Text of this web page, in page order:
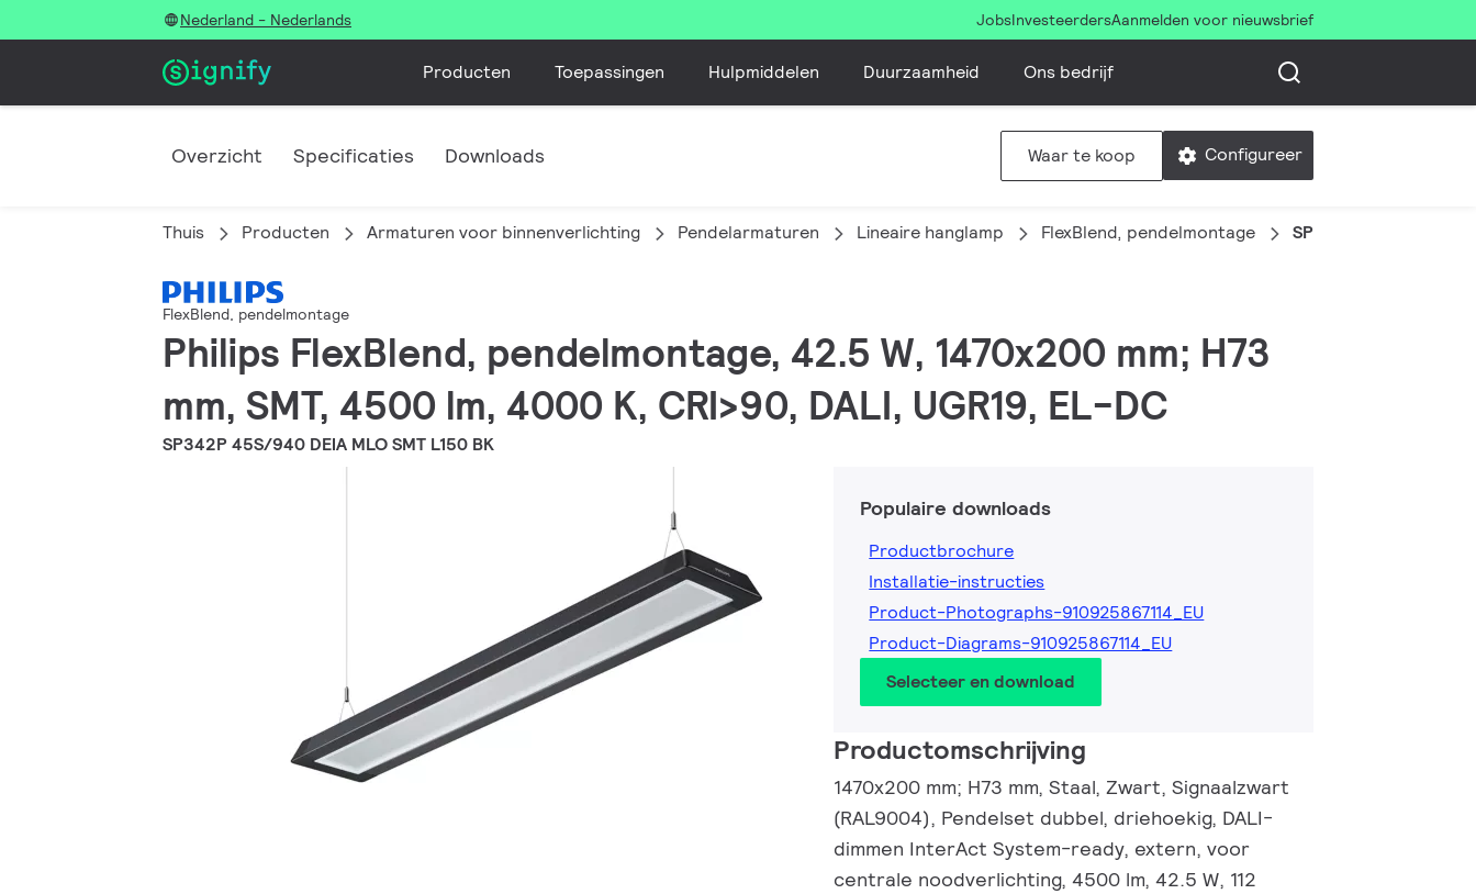
Nederland - Nederlands JobsInvesteerdersAanmelden voor nieuwsbrief
Producten Toepassingen Hulpmiddelen Duurzaamheid Ons bedrijf
Overzicht Specificaties Downloads Waar te koop Configureer
Thuis Producten Armaturen voor binnenverlichting Pendelarmaturen Lineaire hanglamp FlexBlend, pendelmontage SP342P 45S/940
FlexBlend, pendelmontage
Philips FlexBlend, pendelmontage, 42.5 W, 1470x200 mm; H73
mm, SMT, 4500 lm, 4000 K, CRI>90, DALI, UGR19, EL-DC
SP342P 45S/940 DEIA MLO SMT L150 BK
Populaire downloads
Productbrochure
Installatie-instructies
Product-Photographs-910925867114_EU
Product-Diagrams-910925867114_EU
Selecteer en download
Productomschrijving
1470x200 mm; H73 mm, Staal, Zwart, Signaalzwart
(RAL9004), Pendelset dubbel, driehoekig, DALI-
dimmen InterAct System-ready, extern, voor
centrale noodverlichting, 4500 lm, 42.5 W, 112